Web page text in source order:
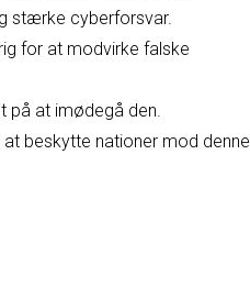
stærke cyberforsvar.
for at modvirke falske
på at imødegå den.
beskytte nationer mod denne